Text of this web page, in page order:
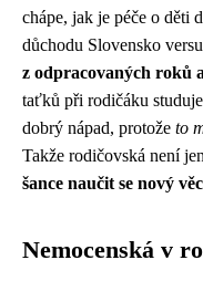
chápe, jak je péče o děti
důchodu Slovensko
z odpracovaných roků
taťků při rodičáku
dobrý nápad, protože to
Takže rodičovská není
šance naučit se nový
Nemocenská v